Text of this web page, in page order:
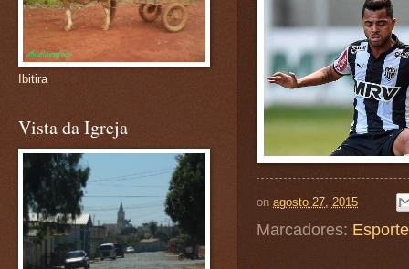
on agosto 27, 2015
Marcadores:
Ibitira
Vista da Igreja